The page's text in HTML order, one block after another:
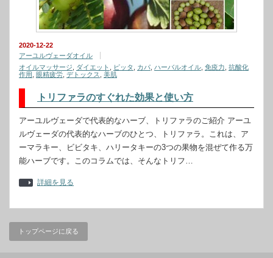
2020-12-22
アーユルヴェーダオイル
オイルマッサージ
ダイエット ピッタ カパ ハーバルオイル 免疫力 抗酸化
作用 眼精疲労 デトックス 美肌
トリファラのすぐれた効果と使い方
アーユルヴェーダで代表的なハーブ、トリファラのご紹介 アーユ
ルヴェーダの代表的なハーブのひとつ、トリファラ。これは、ア
ーマラキー、ビビタキ、ハリータキーの3つの果物を混ぜて作る万
能ハーブです。このコラムでは、そんなトリフ…
詳細を見る
トップページに戻る